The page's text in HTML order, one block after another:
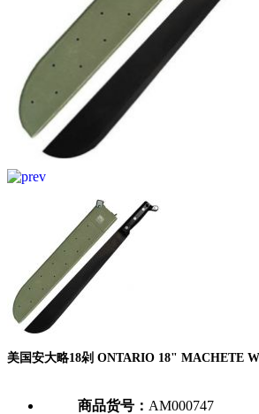
美国安大略18剁 ONTARIO 18" MACHETE
商品货号： AM000747